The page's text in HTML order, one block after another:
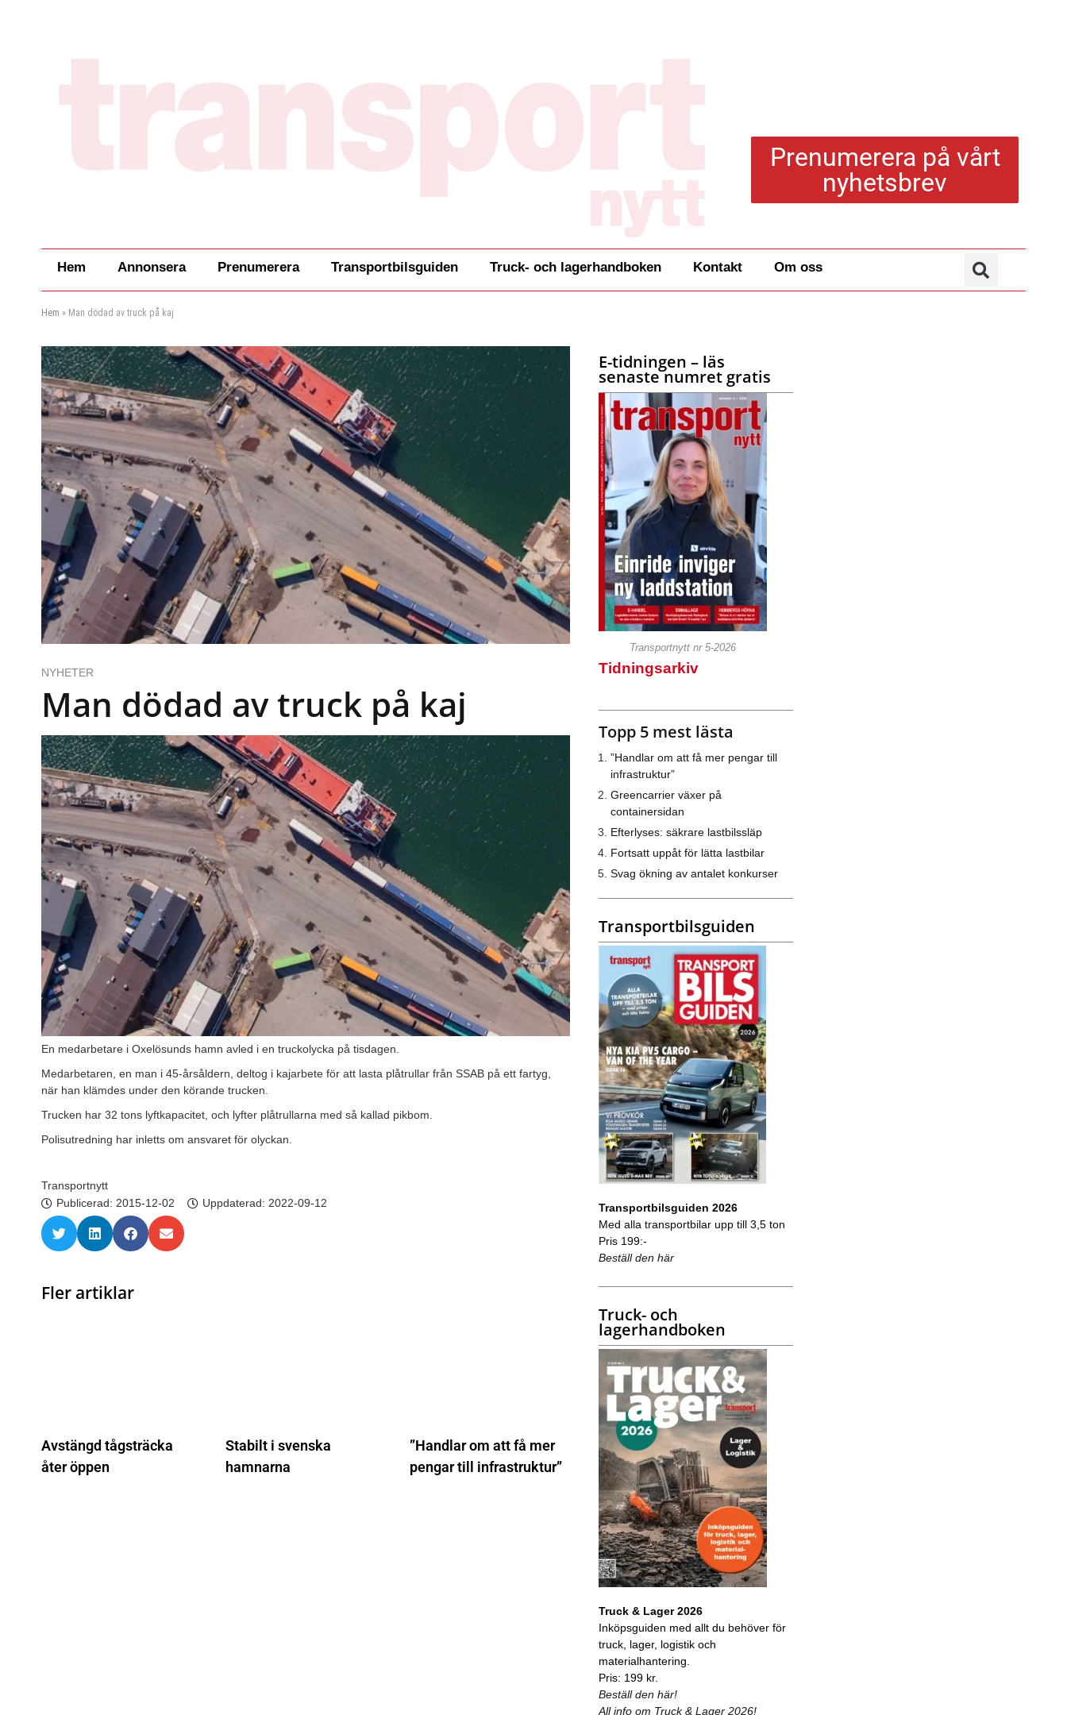
Prenumerera på vårt
nyhetsbrev
Hem Annonsera Prenumerera Transportbilsguiden Truck- och lagerhandboken Kontakt Om oss
Hem » Man dödad av truck på kaj
NYHETER
Man dödad av truck på kaj
En medarbetare i Oxelösunds hamn avled i en truckolycka på tisdagen.
Medarbetaren, en man i 45-årsåldern, deltog i kajarbete för att lasta plåtrullar från SSAB på ett fartyg,
när han klämdes under den körande trucken.
Trucken har 32 tons lyftkapacitet, och lyfter plåtrullarna med så kallad pikbom.
Polisutredning har inletts om ansvaret för olyckan.
Transportnytt
Publicerad: 2015-12-02 Uppdaterad: 2022-09-12
Fler artiklar
Avstängd tågsträcka
åter öppen
Stabilt i svenska
hamnarna
”Handlar om att få mer
pengar till infrastruktur”
E-tidningen – läs
senaste numret gratis
Transportnytt nr 5-2026
Tidningsarkiv
Topp 5 mest lästa
”Handlar om att få mer pengar till
infrastruktur”
Greencarrier växer på
containersidan
Efterlyses: säkrare lastbilssläp
Fortsatt uppåt för lätta lastbilar
Svag ökning av antalet konkurser
Transportbilsguiden
Transportbilsguiden 2026
Med alla transportbilar upp till 3,5 ton
Pris 199:-
Beställ den här
Truck- och
lagerhandboken
Truck & Lager 2026
Inköpsguiden med allt du behöver för
truck, lager, logistik och
materialhantering.
Pris: 199 kr.
Beställ den här!
All info om Truck & Lager 2026!